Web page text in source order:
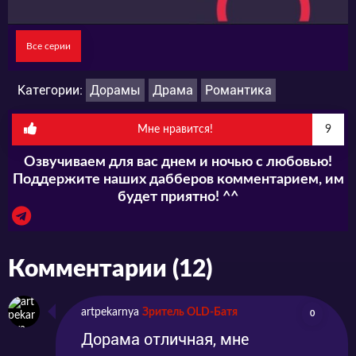
все силы.
Все серии
Категории: Дорамы Драма Романтика
Мне нравится! 9
Озвучиваем для вас днем и ночью с любовью!
Поддержите наших дабберов комментарием, им
будет приятно! ^^
Комментарии (12)
artpekarnya Зритель OLD-Батя 0
Дорама отличная, мне